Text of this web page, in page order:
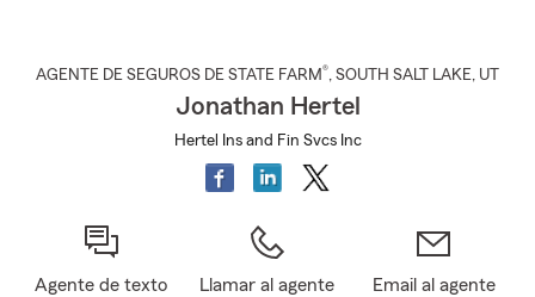
AGENTE DE SEGUROS DE STATE FARM®, SOUTH SALT LAKE, UT
Jonathan Hertel
Hertel Ins and Fin Svcs Inc
Agente de texto Llamar al agente Email al agente